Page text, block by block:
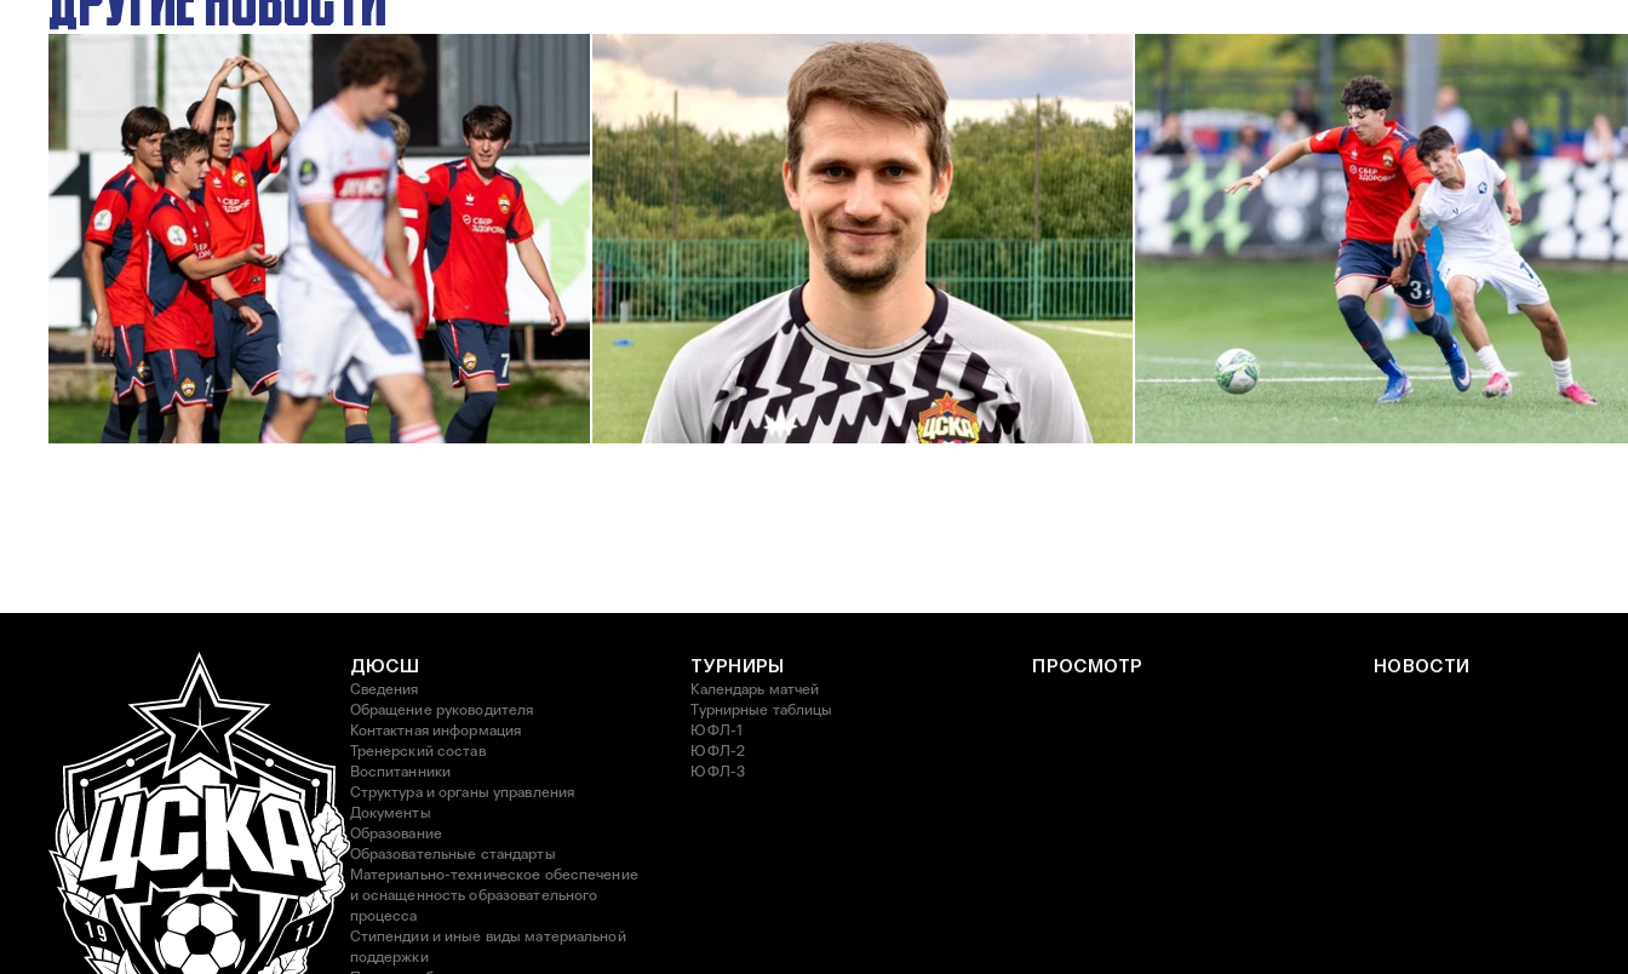
ЮФЛ: Московское дерби на «Октябре»
3 АВГУСТА 2026 14:15
С возвращением в родной клуб, Антон Александрович!
27 ИЮЛЯ 2026 14:40
ЮФЛ: Армейцы приняли «Чертаново»
ДЮСШ
Сведения
Обращение руководителя
Контактная информация
Тренерский состав
Воспитанники
Структура и органы управления
Документы
Образование
Образовательные стандарты
Материально-техническое обеспечение
и оснащенность образовательного
процесса
Стипендии и иные виды материальной
поддержки
ТУРНИРЫ
Календарь матчей
Турнирные таблицы
ЮФЛ-1
ЮФЛ-2
ЮФЛ-3
ПРОСМОТР НОВОСТИ